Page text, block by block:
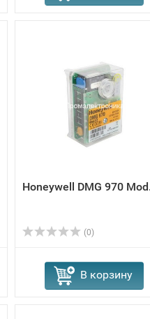
Honeywell DMG 970
(0)
В корзину